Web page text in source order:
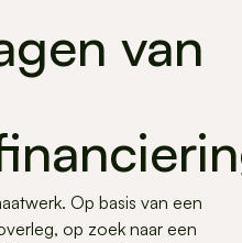
van
Op basis van een
op zoek naar een